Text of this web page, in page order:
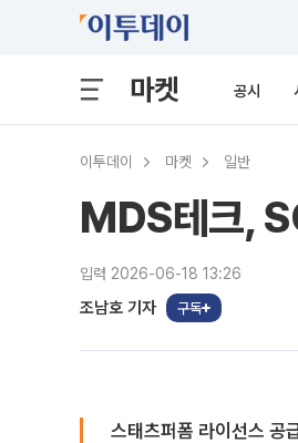
마켓 공시
이투데이 마켓 일반
MDS테크,
입력 2026-06-18 13:26
조남호 기자 구독
스태츠퍼폼 라이선스 공